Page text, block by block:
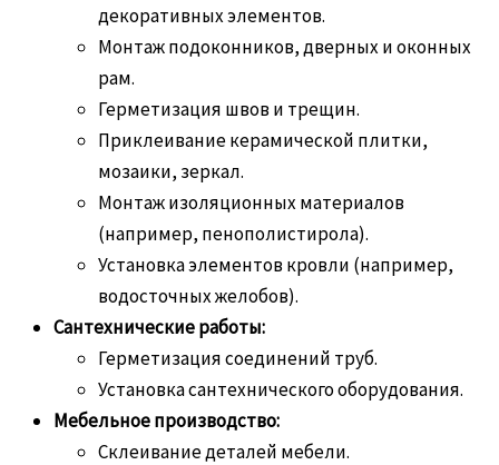
декоративных элементов.
Монтаж подоконников, дверных и оконных
рам.
Герметизация швов и трещин.
Приклеивание керамической плитки,
мозаики, зеркал.
Монтаж изоляционных материалов
(например, пенополистирола).
Установка элементов кровли (например,
водосточных желобов).
Сантехнические работы:
Герметизация соединений труб.
Установка сантехнического оборудования.
Мебельное производство:
Склеивание деталей мебели.